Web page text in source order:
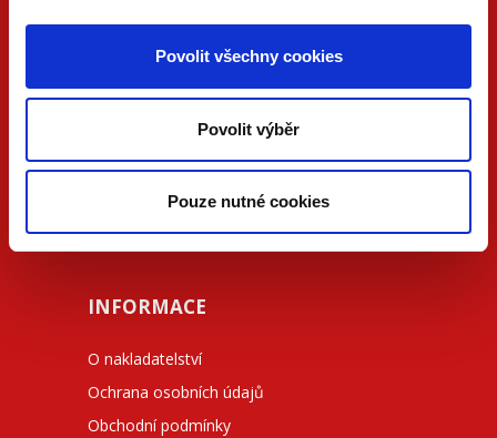
Povolit všechny cookies
Povolit výběr
Pouze nutné cookies
PDF
VERZE
KONTAKTUJTE NÁS
facebook.com/beck.cz
INFORMACE
O nakladatelství
Ochrana osobních údajů
Obchodní podmínky